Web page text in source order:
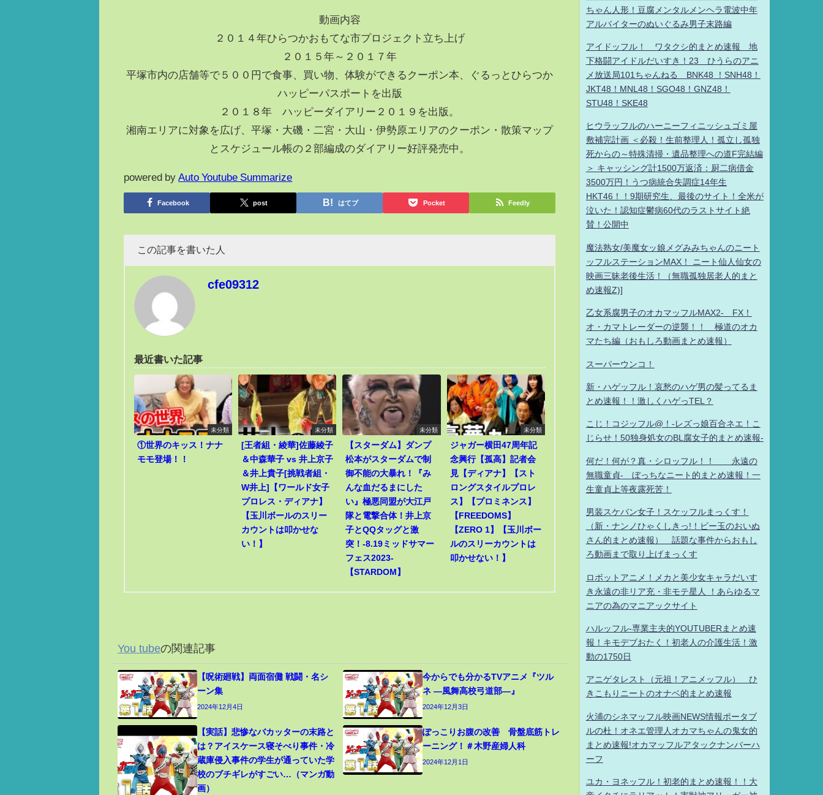
動画内容
２０１４年ひらつかおもてな市プロジェクト立ち上げ
２０１５年～２０１７年
平塚市内の店舗等で５００円で食事、買い物、体験ができるクーポン本、ぐるっとひらつか
ハッピーパスポートを出版
２０１８年 ハッピーダイアリー２０１９を出版。
湘南エリアに対象を広げ、平塚・大磯・二宮・大山・伊勢原エリアのクーポン・散策マップ
とスケジュール帳の２部編成のダイアリー好評発売中。
powered by Auto Youtube Summarize
Facebook post はてブ Pocket Feedly
この記事を書いた人
cfe09312
最近書いた記事
未分類
①世界のキッス！ナナ
モモ登場！！
未分類
[王者組・綾華]佐藤綾子
＆中森華子 vs 井上京子
＆井上貴子[挑戦者組・
W井上]【ワールド女子
プロレス・ディアナ】
【玉川ボールのスリー
カウントは叩かせな
い！】
未分類
【スターダム】ダンプ
松本がスターダムで制
御不能の大暴れ！『み
んな血だるまにした
い』極悪同盟が大江戸
隊と電撃合体！井上京
子とQQタッグと激
突！-8.19ミッドサマー
フェス2023-
【STARDOM】
未分類
ジャガー横田47周年記
念興行【孤高】記者会
見【ディアナ】【スト
ロングスタイルプロレ
ス】【プロミネンス】
【FREEDOMS】
【ZERO 1】【玉川ボー
ルのスリーカウントは
叩かせない！】
You tubeの関連記事
【呪術廻戦】両面宿儺 戦闘・名シ
ーン集
2024年12月4日
今からでも分かるTVアニメ『ツル
ネ ―風舞高校弓道部―』
2024年12月3日
【実話】悲惨なバカッターの末路と
は？アイスケース寝そべり事件・冷
蔵庫侵入事件の学生が通っていた学
校のブチギレがすごい…（マンガ動
画）
ぽっこりお腹の改善 骨盤底筋トレ
ーニング！＃木野産婦人科
2024年12月1日
ちゃん人形！豆腐メンタルメンヘラ電波中年
アルバイターのぬいぐるみ男子末路編
アイドッフル！ ワタクシ的まとめ速報 地
下格闘アイドルだいすき！23 ひうらのアニ
メ放送局101ちゃんねる BNK48 ！SNH48！
JKT48！MNL48！SGO48！GNZ48！
STU48！SKE48
ヒウラッフルのハーニーフィニッシュゴミ屋
敷補完計画 ＜必殺！生前整理人！孤立し孤独
死からの～特殊清掃・遺品整理への道F完結編
＞ キャッシング計1500万返済：厨二病借金
3500万円！うつ病統合失調症14年生
HKT46！！9期研究生、最後のサイト！全米が
泣いた！認知症鬱病60代のラストサイト絶
賛！公開中
魔法熟女/美魔女ッ娘メグみみちゃんのニート
ッフルステーションMAX！ ニート仙人仙女の
映画三昧老後生活！（無職孤独居老人的まと
め速報Z)]
乙女系腐男子のオカマッフルMAX2- FX！
オ・カマトレーダーの逆襲！！ 極道のオカ
マたち編（おもしろ動画まとめ速報）
スーパーウンコ！
新・ハゲッフル！哀愁のハゲ男の髪ってるま
とめ速報！！激しくハゲっTEL？
こじ！コジッフル@！-レズっ娘百合ネエ！こ
じらせ！50独身処女のBL腐女子的まとめ速報-
何だ！何が？真・シロッフル！！ 永遠の
無職童貞- ぼっちなニート的まとめ速報！一
生童貞上等夜露死苦！
男装スケバン女子！スケッフルまっくす！
（新・ナンノひゃくしきっ!！ビー玉のおいぬ
さん的まとめ速報） 話題な事件からおもし
ろ動画まで取り上げまっくす
ロボットアニメ！メカと美少女キャラだいす
き永遠の非リア充・非モテ星人 ！あらゆるマ
ニアの為のマニアックサイト
ハルッフル-専業主夫的YOUTUBERまとめ速
報！キモデブおたく！初老人の介護生活！激
動の1750日
アニゲタレスト（元祖！アニメッフル） ひ
きこもりニートのオナベ的まとめ速報
火浦のシネマッフル映画NEWS情報ポータブ
ルの杜！オネエ管理人オカマちゃんの鬼女的
まとめ速報!オカマッフルアタックナンバーハ
ーフ
ユカ・ヨネッフル！初老的まとめ速報！！大